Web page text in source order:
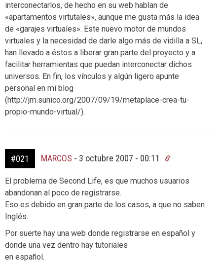
interconectarlos, de hecho en su web hablan de
«apartamentos virtutales», aunque me gusta más la idea
de «garajes virtuales». Este nuevo motor de mundos
virtuales y la necesidad de darle algo más de vidilla a SL,
han llevado a éstos a liberar gran parte del proyecto y a
facilitar herramientas que puedan interconectar dichos
universos. En fin, los vínculos y algún ligero apunte
personal en mi blog
(http://jm.sunico.org/2007/09/19/metaplace-crea-tu-
propio-mundo-virtual/).
#021 MARCOS - 3 octubre 2007 - 00:11
El problema de Second Life, es que muchos usuarios
abandonan al poco de registrarse.
Eso es debido en gran parte de los casos, a que no saben
Inglés.
Por suerte hay una web donde registrarse en español y
donde una vez dentro hay tutoriales
en español.